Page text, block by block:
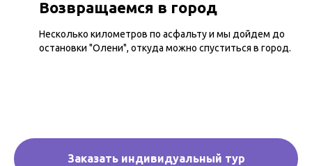
Возвращаемся в город
Несколько километров по асфальту и мы дойдем до
остановки "Олени", откуда можно спуститься в город.
Заказать индивидуальный тур